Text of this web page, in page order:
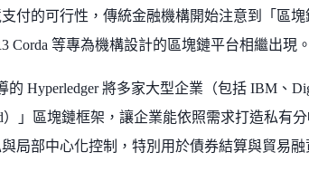
付的可行性，傳統金融機構開始注意到「區
Corda 等專為機構設計的區塊鏈平台相繼出現。
的 Hyperledger 將多家大型企業（包括 IBM、
）」區塊鏈框架，讓企業能依照需求打造私有
局部中心化控制，特別用於債券結算與貿易融